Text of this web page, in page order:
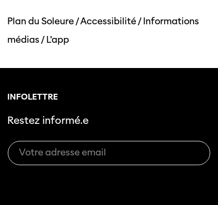
Plan du Soleure/Accessibilité/Informations
médias /L'app
INFOLETTRE
Restez informé.e